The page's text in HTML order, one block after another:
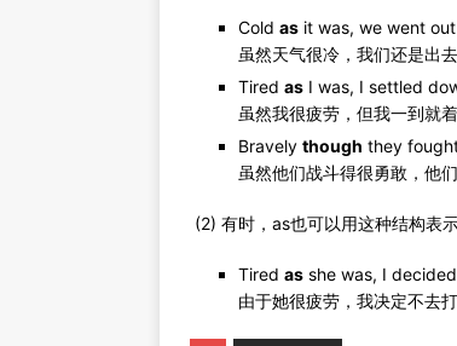
Cold as it was, we went
虽然天气很冷，我们还是出
Tired as I was, I settled
虽然我很疲劳，但我一到就着
Bravely though they
虽然他们战斗得很勇敢，他
(2) 有时，as也可以用这种结构表
Tired as she was, I
由于她很疲劳，我决定不去打